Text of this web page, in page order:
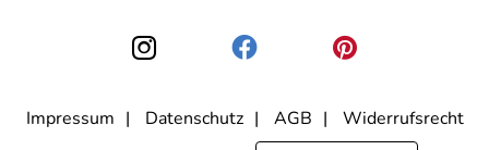
den Link "Abmelden" am Ende des Newsletters anklicke. Die
Datenschutzerklärung
habe ich zur Kenntnis genommen.
Impressum Datenschutz AGB
Widerrufsrecht